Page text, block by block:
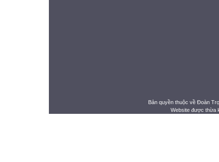
Bản quyền thuộc về Đoàn
Website được thừa